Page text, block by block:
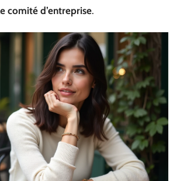
comité d’entreprise.